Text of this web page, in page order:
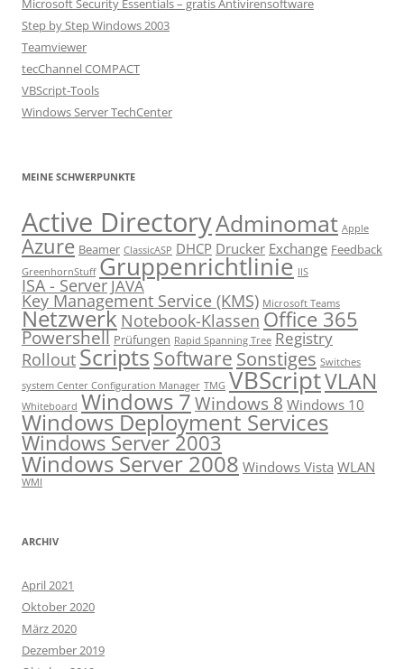
Microsoft Security Essentials – gratis Antivirensoftware
Step by Step Windows 2003
Teamviewer
tecChannel COMPACT
VBScript-Tools
Windows Server TechCenter
MEINE SCHWERPUNKTE
Active DirectoryAdminomat Apple
Azure Beamer ClassicASP DHCP Drucker Exchange Feedback
GreenhornStuff Gruppenrichtlinie IIS
ISA - ServerJAVA
Key Management Service (KMS) Microsoft Teams
Netzwerk Notebook-Klassen Office 365
Powershell Prüfungen Rapid Spanning Tree Registry
RolloutScriptsSoftware Sonstiges Switches
system Center Configuration Manager TMG VBScriptVLAN
Whiteboard Windows 7 Windows 8 Windows 10
Windows Deployment Services
Windows Server 2003
Windows Server 2008 Windows Vista WLAN
WMI
ARCHIV
April 2021
Oktober 2020
März 2020
Dezember 2019